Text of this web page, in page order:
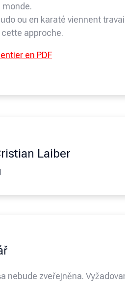
monde.
ou en karaté viennent
approche.
en PDF
Laiber
nebude zveřejněna.